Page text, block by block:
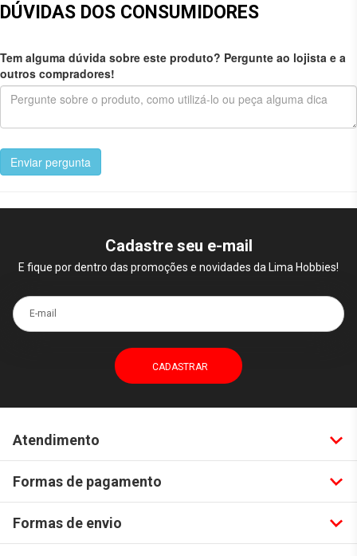
DÚVIDAS DOS CONSUMIDORES
Tem alguma dúvida sobre este produto? Pergunte ao lojista e a
outros compradores!
Enviar pergunta
Cadastre seu e-mail
E fique por dentro das promoções e novidades da Lima Hobbies!
E-mail
Atendimento
Formas de pagamento
Formas de envio